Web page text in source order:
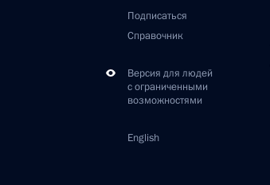
Подписаться
Справочник
Версия для людей
с ограниченными
возможностями
English